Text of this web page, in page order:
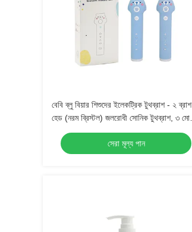
বেবি ব্লু বিয়ার শিশুদের ইলেকট্রিক টুথব্রাশ - ২ ব্রাশ
হেড (নরম ব্রিস্টল) জলরোধী সোনিক টুথব্রাশ, ৩ মোড
সহ, ৩-১৫ বছর বয়সী শিশুদের জন্য ওরাল কেয়ার কিট
সেরা মূল্য পান